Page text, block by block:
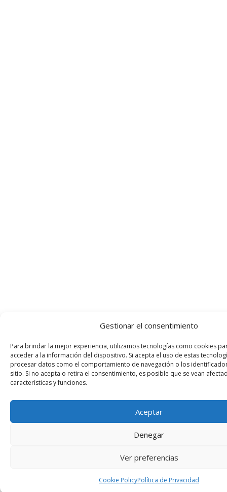
Gestionar el consentimiento
Para brindar la mejor experiencia, utilizamos tecnologías como cookies
acceder a la información del dispositivo. Si acepta el uso de estas
procesar datos como el comportamiento de navegación o los
sitio. Si no acepta o retira el consentimiento, es posible que se vean
características y funciones.
Aceptar
Denegar
Ver preferencias
Cookie PolicyPolítica de Privacidad